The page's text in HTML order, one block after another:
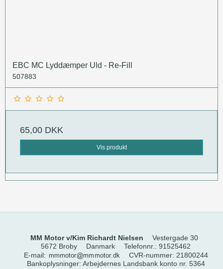
EBC MC Lyddæmper Uld - Re-Fill
507883
65,00 DKK
Vis produkt
MM Motor v/Kim Richardt Nielsen
Vestergade 30
5672 Broby
Danmark Telefonnr.: 91525462
E-mail: CVR-nummer: 21800244
Bankoplysninger: Arbejdernes Landsbank konto nr. 5364